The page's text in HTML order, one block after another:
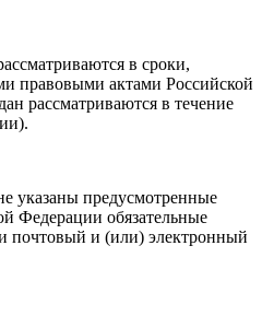
такжеправила посещения
сПолитикой ГАУКСО
персональных данных
своих персональных данных
возрастной
в сроки,
правовыми актами Российской
рассматриваются в течение
указаны предусмотренные
Федерации обязательные
почтовый и (или) электронный